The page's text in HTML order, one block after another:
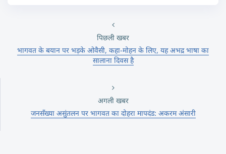
पिछली खबर
भागवत के बयान पर भड़के ओवैसी, कहा-मोहन के लिए, यह अभद्र भाषा का
सालाना दिवस है
अगली खबर
जनसँख्या असुंतलन पर भागवत का दोहरा मापदंड: अकरम अंसारी